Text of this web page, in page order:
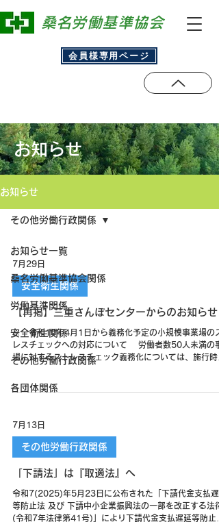
​桑名労働基準協会
会員様専用ページ
お知らせ
お知らせ
お知らせ一覧
桑名労働基準協会関係
労働基準関係
安全衛生関係
その他労働行政関係
各団体関係
その他労働行政関係
7月29日
安全衛生関係
【再掲】三重さんぽセンターからのお知らせ
※ 令和10年4月1日から義務化予定の小規模事業場の
レスチェックへの対応について 労働者数50人未満の
場に対するストレスチェック義務化については、施行時
期間がありますが、制度への対応には体制整備や社内ル
ルの見直しなどが必要となるため、早めに準備を行って
入方法」や「従業員数が少ない場合の注意点」など、ス
レスチェックについての相談・支援を行っています。
師等の専門家による相談や各種支援を行っています。
サービスのお申し込みはこちら「メンタルヘルス対策」
【三重産業保健総合支援センター】
7月13日
その他労働行政関係
「下請法」は『取適法』へ
令和7(2025)年5月23日に公布された「下請代金支払遅
等防止法 及び 下請中小企業振興法の一部を改正する法律
(令和7年法律第41号)」により下請代金支払遅延等防止